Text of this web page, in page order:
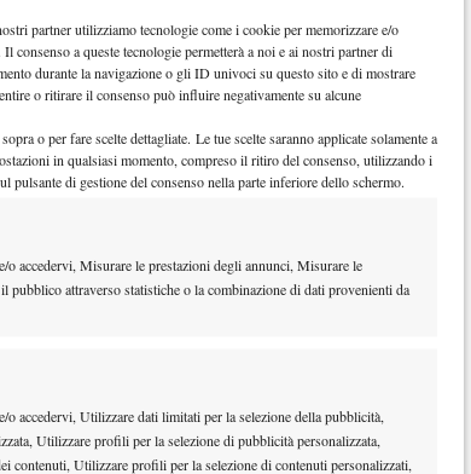
partner utilizziamo tecnologie come i cookie per memorizzare e/o
consenso a queste tecnologie permetterà a noi e ai nostri partner di
durante la navigazione o gli ID univoci su questo sito e di mostrare
o ritirare il consenso può influire negativamente su alcune
o per fare scelte dettagliate. Le tue scelte saranno applicate solamente a
in qualsiasi momento, compreso il ritiro del consenso, utilizzando i
pulsante di gestione del consenso nella parte inferiore dello schermo.
accedervi, Misurare le prestazioni degli annunci, Misurare le
pubblico attraverso statistiche o la combinazione di dati provenienti da
accedervi, Utilizzare dati limitati per la selezione della pubblicità,
Utilizzare profili per la selezione di pubblicità personalizzata,
contenuti, Utilizzare profili per la selezione di contenuti personalizzati,
n. 340 e ex 103). In quel
fare anch’io”.
maggiormente..
con Laura Golarsa e
Quando rientro dai tornei, in
sto giocando molto,
Per quanto riguarda la
sul rovescio”.
sono cresciuto in Francia,
i campi in cemento sono
anche alla terra, su cui gioco